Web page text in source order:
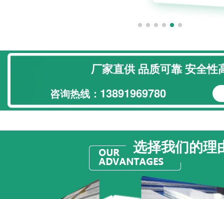
厂家直供 品质可靠 安全性
咨询热线： 13891969780
选择我们的理